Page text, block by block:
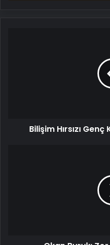
Bilişim Hırsızı